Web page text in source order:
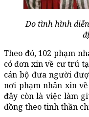
Do tình hình
Theo đó, 102 phạm
có đơn xin về cư trú
cán bộ đưa người
nơi phạm nhân xin
đây còn là việc làm
đồng theo tinh thần